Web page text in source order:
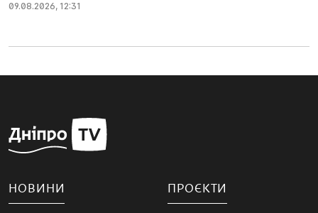
09.08.2026, 12:31
НОВИНИ ПРОЄКТИ